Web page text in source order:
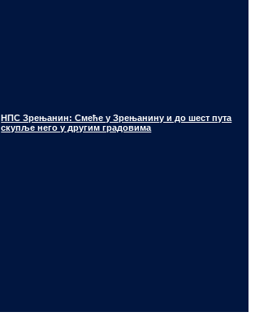
НПС Зрењанин: Смеће у Зрењанину и до шест пута
скупље него у другим градовима